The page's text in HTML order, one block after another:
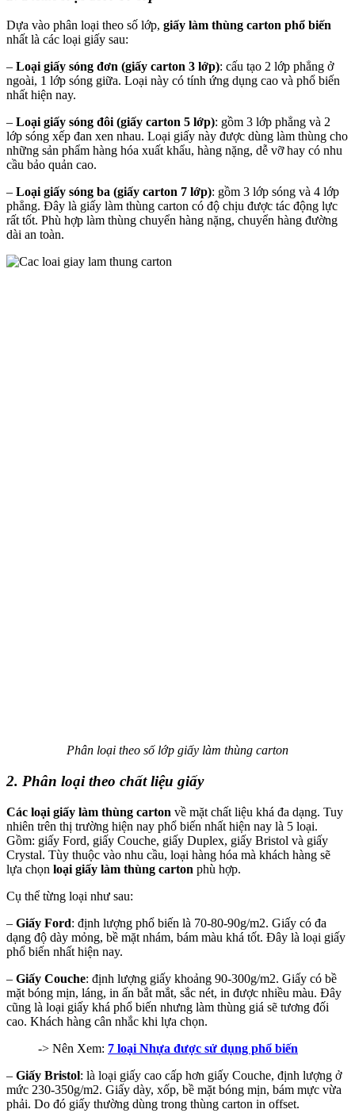
Dựa vào phân loại theo số lớp, giấy làm thùng carton phổ biến
nhất là các loại giấy sau:
– Loại giấy sóng đơn (giấy carton 3 lớp): cấu tạo 2 lớp phẳng ở
ngoài, 1 lớp sóng giữa. Loại này có tính ứng dụng cao và phổ biến
nhất hiện nay.
– Loại giấy sóng đôi (giấy carton 5 lớp): gồm 3 lớp phẳng và 2
lớp sóng xếp đan xen nhau. Loại giấy này được dùng làm thùng cho
những sản phẩm hàng hóa xuất khẩu, hàng nặng, dễ vỡ hay có nhu
cầu bảo quản cao.
– Loại giấy sóng ba (giấy carton 7 lớp): gồm 3 lớp sóng và 4 lớp
phẳng. Đây là giấy làm thùng carton có độ chịu được tác động lực
rất tốt. Phù hợp làm thùng chuyển hàng nặng, chuyển hàng đường
dài an toàn.
Phân loại theo số lớp giấy làm thùng carton
2. Phân loại theo chất liệu giấy
Các loại giấy làm thùng carton về mặt chất liệu khá đa dạng. Tuy
nhiên trên thị trường hiện nay phổ biến nhất hiện nay là 5 loại.
Gồm: giấy Ford, giấy Couche, giấy Duplex, giấy Bristol và giấy
Crystal. Tùy thuộc vào nhu cầu, loại hàng hóa mà khách hàng sẽ
lựa chọn loại giấy làm thùng carton phù hợp.
Cụ thể từng loại như sau:
– Giấy Ford: định lượng phổ biến là 70-80-90g/m2. Giấy có đa
dạng độ dày mỏng, bề mặt nhám, bám màu khá tốt. Đây là loại giấy
phổ biến nhất hiện nay.
– Giấy Couche: định lượng giấy khoảng 90-300g/m2. Giấy có bề
mặt bóng mịn, láng, in ấn bắt mắt, sắc nét, in được nhiều màu. Đây
cũng là loại giấy khá phổ biến nhưng làm thùng giá sẽ tương đối
cao. Khách hàng cân nhắc khi lựa chọn.
-> Nên Xem: 7 loại Nhựa được sử dụng phổ biến
– Giấy Bristol: là loại giấy cao cấp hơn giấy Couche, định lượng ở
mức 230-350g/m2. Giấy dày, xốp, bề mặt bóng mịn, bám mực vừa
phải. Do đó giấy thường dùng trong thùng carton in offset.